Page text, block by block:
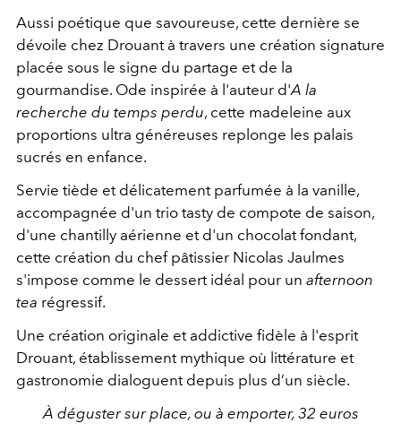
Aussi poétique que savoureuse, cette dernière se
dévoile chez Drouant à travers une création signature
placée sous le signe du partage et de la
gourmandise. Ode inspirée à l'auteur d'A la
recherche du temps perdu, cette madeleine aux
proportions ultra généreuses replonge les palais
sucrés en enfance.
Servie tiède et délicatement parfumée à la vanille,
accompagnée d'un trio tasty de compote de saison,
d'une chantilly aérienne et d'un chocolat fondant,
cette création du chef pâtissier Nicolas Jaulmes
s'impose comme le dessert idéal pour un afternoon
tea régressif.
Une création originale et addictive fidèle à l'esprit
Drouant, établissement mythique où littérature et
gastronomie dialoguent depuis plus d’un siècle.
À déguster sur place, ou à emporter, 32 euros